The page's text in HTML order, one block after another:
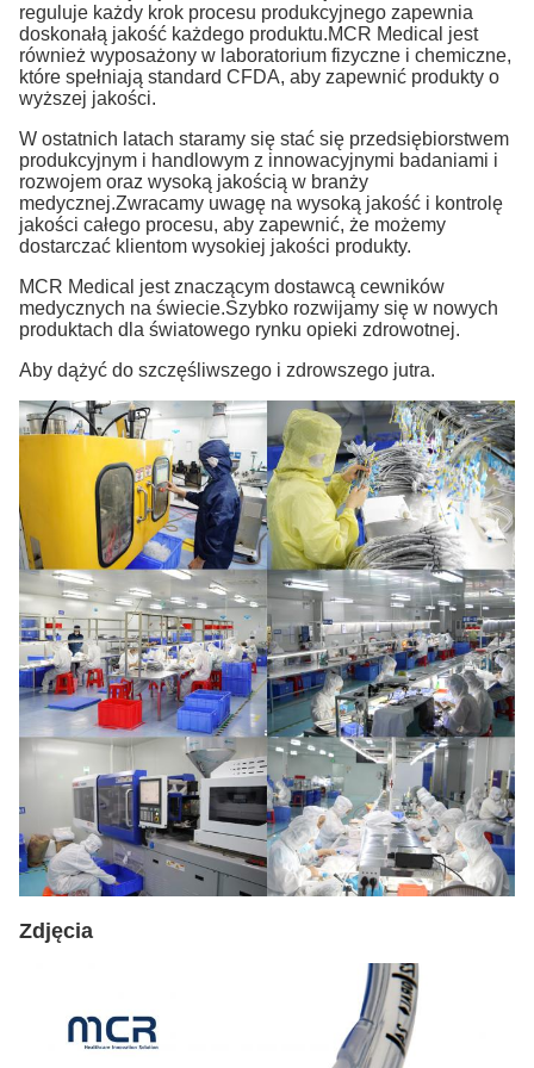
reguluje każdy krok procesu produkcyjnego zapewnia
doskonałą jakość każdego produktu.MCR Medical jest
również wyposażony w laboratorium fizyczne i chemiczne,
które spełniają standard CFDA, aby zapewnić produkty o
wyższej jakości.
W ostatnich latach staramy się stać się przedsiębiorstwem
produkcyjnym i handlowym z innowacyjnymi badaniami i
rozwojem oraz wysoką jakością w branży
medycznej.Zwracamy uwagę na wysoką jakość i kontrolę
jakości całego procesu, aby zapewnić, że możemy
dostarczać klientom wysokiej jakości produkty.
MCR Medical jest znaczącym dostawcą cewników
medycznych na świecie.Szybko rozwijamy się w nowych
produktach dla światowego rynku opieki zdrowotnej.
Aby dążyć do szczęśliwszego i zdrowszego jutra.
Zdjęcia